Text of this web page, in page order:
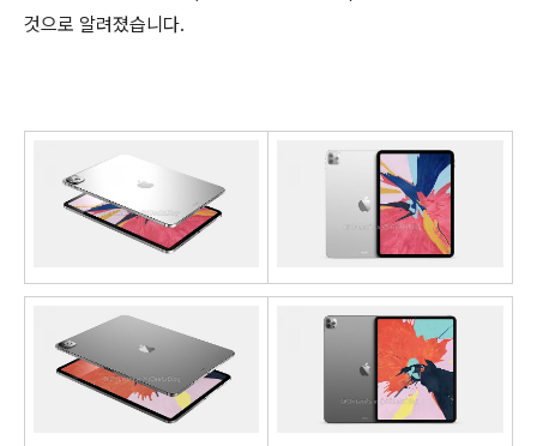
것으로 알려졌습니다.